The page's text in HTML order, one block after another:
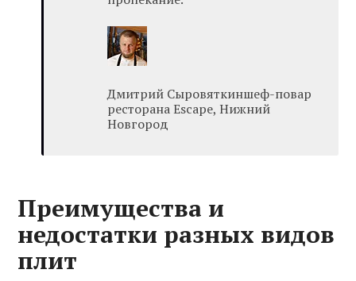
Дмитрий Сыровяткиншеф-повар
ресторана Escape, Нижний
Новгород
Преимущества и
недостатки разных видов
плит